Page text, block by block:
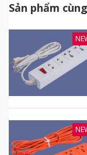
Sản phẩm